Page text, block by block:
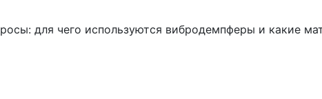
для чего используются вибродемпферы и какие